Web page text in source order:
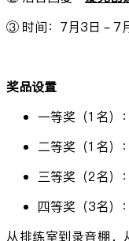
③ 时间：7月3日 – 7
奖品设置
一等奖（1名）
二等奖（1名）
三等奖（2名）
四等奖（3名）
从排练室到录音棚